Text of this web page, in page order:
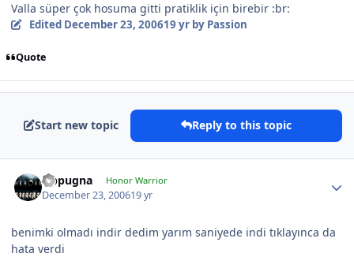
Valla süper çok hosuma gitti pratiklik için birebir :br:
Edited December 23, 200619 yrby Passion
Quote
Start new topic Reply to this topic
Oppugna Honor Warrior
December 23, 200619 yr
benimki olmadı indir dedim yarım saniyede indi tıklayınca da
hata verdi